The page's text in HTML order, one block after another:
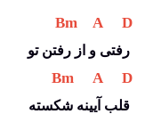
Bm A D
رفتی و از رفتن تو
Bm A D
قلب آیینه شکسته